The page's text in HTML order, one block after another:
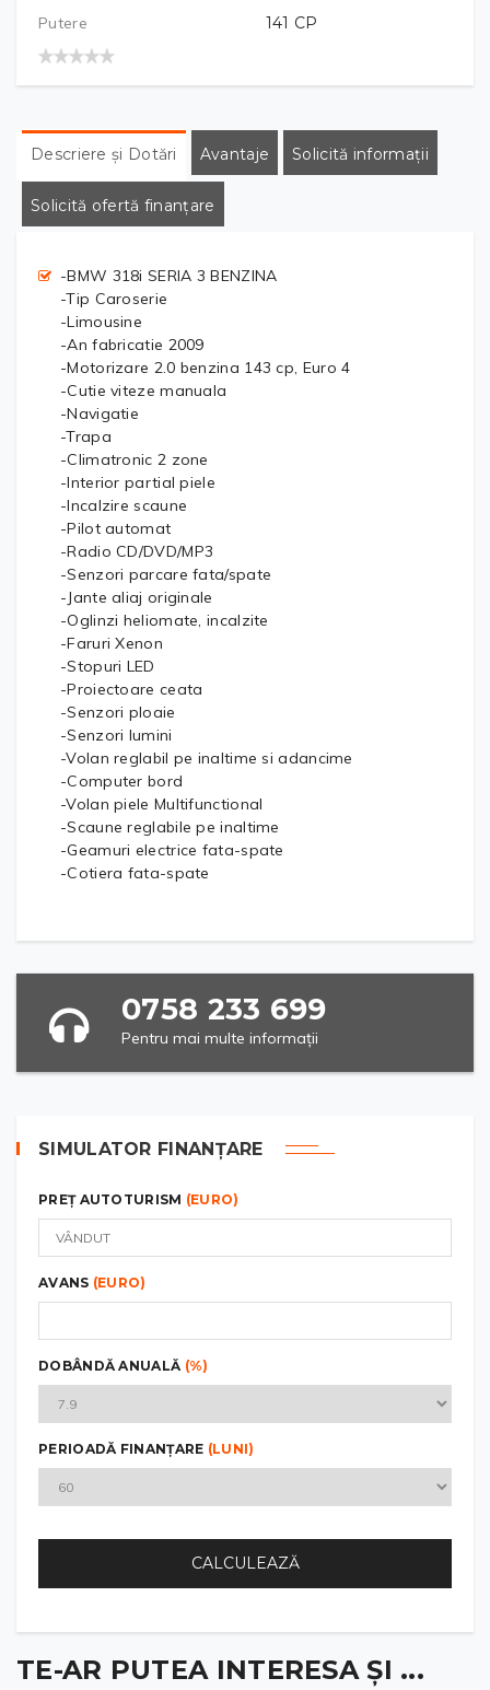
Putere
141 CP
Descriere și Dotări Avantaje Solicită informații
Solicită ofertă finanțare
-BMW 318i SERIA 3 BENZINA
-Tip Caroserie
-Limousine
-An fabricatie 2009
-Motorizare 2.0 benzina 143 cp, Euro 4
-Cutie viteze manuala
-Navigatie
-Trapa
-Climatronic 2 zone
-Interior partial piele
-Incalzire scaune
-Pilot automat
-Radio CD/DVD/MP3
-Senzori parcare fata/spate
-Jante aliaj originale
-Oglinzi heliomate, incalzite
-Faruri Xenon
-Stopuri LED
-Proiectoare ceata
-Senzori ploaie
-Senzori lumini
-Volan reglabil pe inaltime si adancime
-Computer bord
-Volan piele Multifunctional
-Scaune reglabile pe inaltime
-Geamuri electrice fata-spate
-Cotiera fata-spate
0758 233 699
Pentru mai multe informații
SIMULATOR FINANȚARE
PREȚ AUTOTURISM (EURO)
AVANS (EURO)
DOBÂNDĂ ANUALĂ (%)
PERIOADĂ FINANȚARE (LUNI)
CALCULEAZĂ
TE-AR PUTEA INTERESA ȘI ...